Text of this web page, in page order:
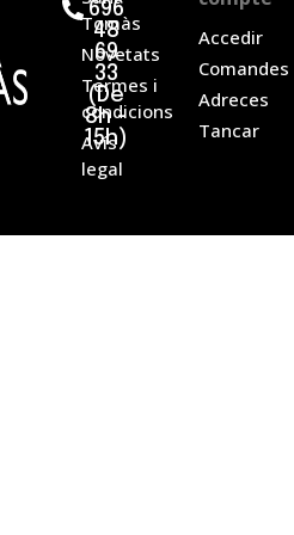
696
48
69
33
(De
8h -
15h)
Tomàs
reservats
Tomàs
Novetats
Termes i
condicions
Avís
legal
Accedir
Comandes
Adreces
Tancar